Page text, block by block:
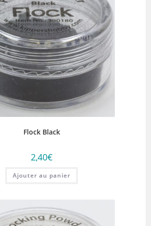
Flock Black
2,40€
Ajouter au panier